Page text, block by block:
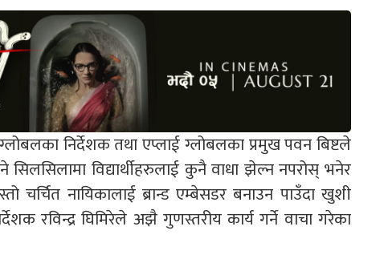
निर्देशक तथा एप्लाई ग्लोबलका प्रमुख पवन बिष्टले
विद्यार्थीहरुलाई कुनै वाधा झेल्न नपरोस् भनेर
चर्चित नायिकालाई ब्रान्ड एम्बेसडर बनाउन पाउँदा खुशी
रविन्द्र घिमिरेले अझै गुणस्तरीय कार्य गर्ने वाचा गरेका